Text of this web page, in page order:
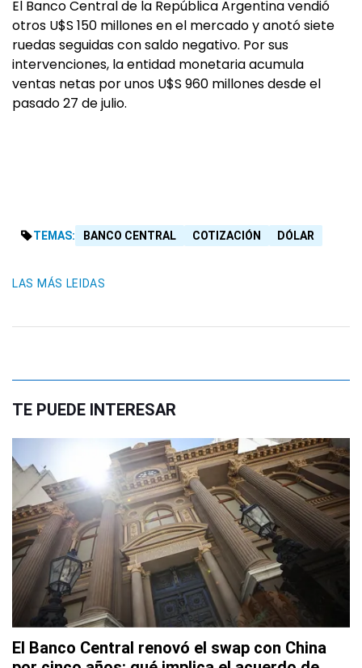
El Banco Central de la República Argentina vendió
otros U$S 150 millones en el mercado y anotó siete
ruedas seguidas con saldo negativo. Por sus
intervenciones, la entidad monetaria acumula
ventas netas por unos U$S 960 millones desde el
pasado 27 de julio.
TEMAS: BANCO CENTRAL COTIZACIÓN DÓLAR
LAS MÁS LEIDAS
TE PUEDE INTERESAR
El Banco Central renovó el swap con China